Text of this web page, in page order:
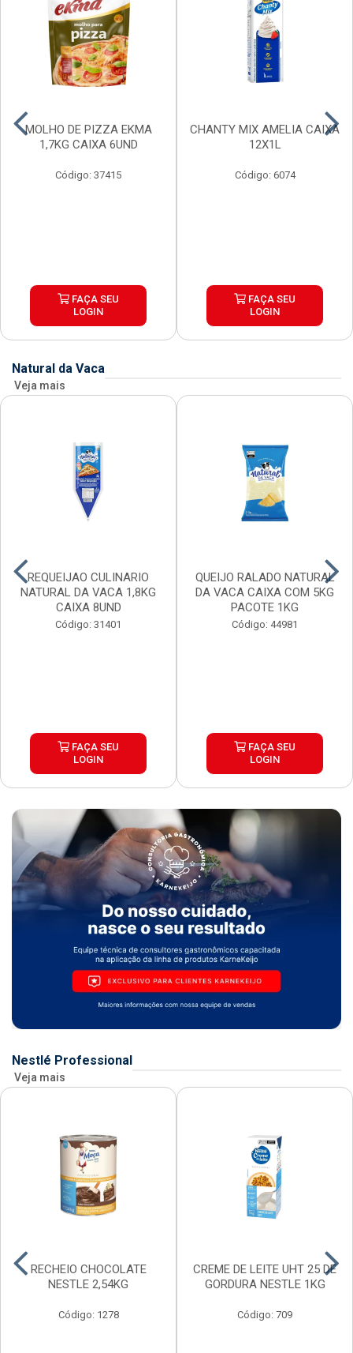
MOLHO DE PIZZA EKMA
1,7KG CAIXA 6UND
Código: 37415
FAÇA SEU
LOGIN
CHANTY MIX AMELIA CAIXA
12X1L
Código: 6074
FAÇA SEU
LOGIN
Natural da Vaca
Veja mais
REQUEIJAO CULINARIO
NATURAL DA VACA 1,8KG
CAIXA 8UND
Código: 31401
FAÇA SEU
LOGIN
QUEIJO RALADO NATURAL
DA VACA CAIXA COM 5KG
PACOTE 1KG
Código: 44981
FAÇA SEU
LOGIN
Nestlé Professional
Veja mais
RECHEIO CHOCOLATE
NESTLE 2,54KG
Código: 1278
CREME DE LEITE UHT 25 DE
GORDURA NESTLE 1KG
Código: 709